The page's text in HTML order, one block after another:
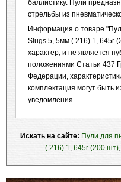
баллистику. Пули
стрельбы из
Информация о товаре
Slugs 5, 5мм (.216) 1, 645г
характер, и не является
положениями Статьи 437
Федерации,
комплектация могут быть
уведомления.
Искать на сайте: Пули для
(.216) 1, 645г (200 шт),